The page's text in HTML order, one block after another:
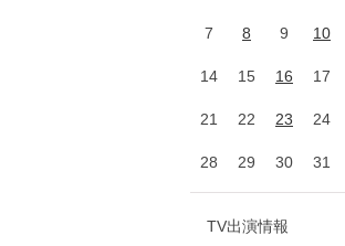
7 8 9 10
14 15 16 17
21 22 23 24
28 29 30 31
TV出演情報